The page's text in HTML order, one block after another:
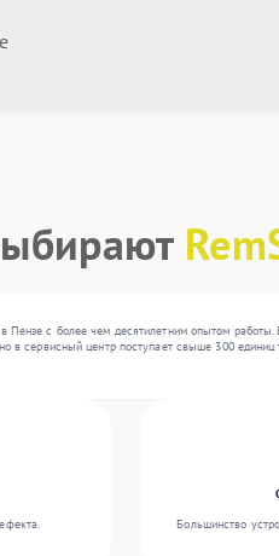
с более чем десятилетним опытом
сервисный центр поступает свыше 300
Большинство